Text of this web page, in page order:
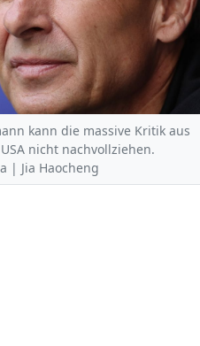
kann die massive Kritik aus
nicht nachvollziehen.
| Jia Haocheng